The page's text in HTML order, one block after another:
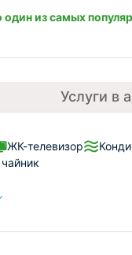
из самых
Услуги в
ЖК-телевизор